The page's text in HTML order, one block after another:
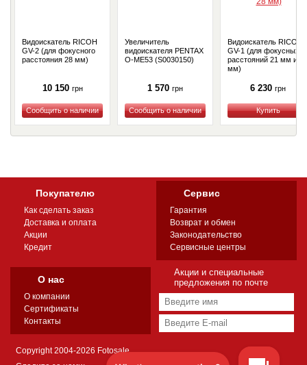
Видоискатель RICOH
GV-2 (для фокусного
расстояния 28 мм)
10 150 грн
Купить
Увеличитель
видоискателя PENTAX
O-ME53 (S0030150)
1 570 грн
Купить
Видоискатель RICOH
GV-1 (для фокусных
расстояний 21 мм и 28
мм)
6 230 грн
Купить
Покупателю
Как сделать заказ
Доставка и оплата
Акции
Кредит
Сервис
Гарантия
Возврат и обмен
Законодательство
Сервисные центры
О нас
О компании
Сертификаты
Контакты
Акции и специальные
предложения по почте
Copyright 2004-2026 Fotosale